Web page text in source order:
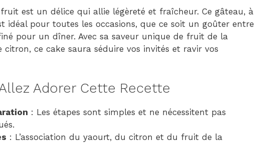
est un délice qui allie légèreté et fraîcheur. Ce gâteau, à
idéal pour toutes les occasions, que ce soit un goûter entre
pour un dîner. Avec sa saveur unique de fruit de la
citron, ce cake saura séduire vos invités et ravir vos
Adorer Cette Recette
: Les étapes sont simples et ne nécessitent pas
: L’association du yaourt, du citron et du fruit de la